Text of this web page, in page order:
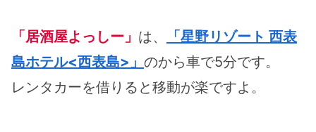
「居酒屋よっしー」 は、
「星野リゾート 西表
島ホテル<西表島>」 のから車で5分です。
レンタカーを借りると移動が楽ですよ。